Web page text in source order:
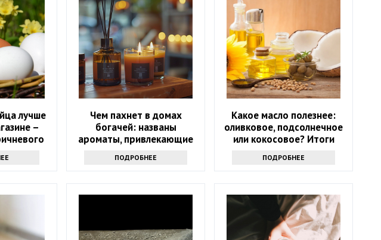
лучше
–
Чем пахнет в домах
богачей: названы
ароматы, привлекающие
ПОДРОБНЕЕ
Какое масло полезнее:
оливковое, подсолнечное
или кокосовое? Итоги
ПОДРОБНЕЕ